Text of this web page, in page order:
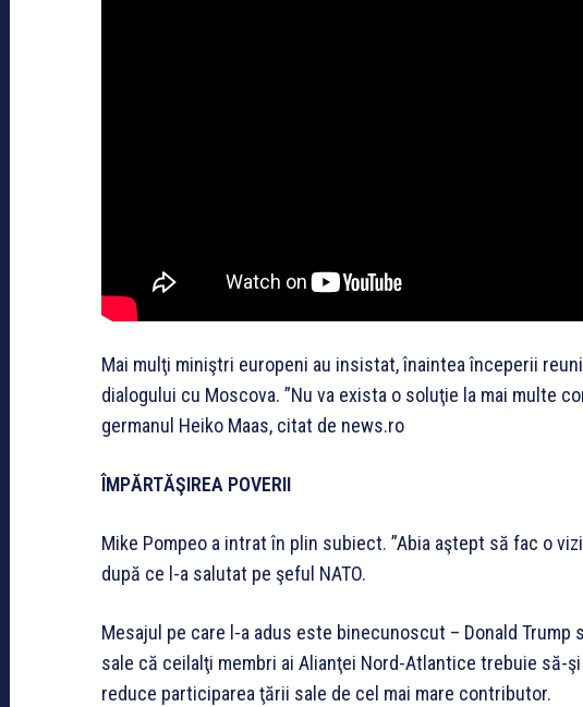
Mai mulţi miniştri europeni au insistat, înaintea începerii
dialogului cu Moscova. ”Nu va exista o soluţie la mai multe
germanul Heiko Maas, citat de news.ro
ÎMPĂRTĂŞIREA POVERII
Mike Pompeo a intrat în plin subiect. ”Abia aştept să fac o
după ce l-a salutat pe şeful NATO.
Mesajul pe care l-a adus este binecunoscut – Donald Trump
sale că ceilalţi membri ai Alianţei Nord-Atlantice trebuie să-
reduce participarea ţării sale de cel mai mare contributor.